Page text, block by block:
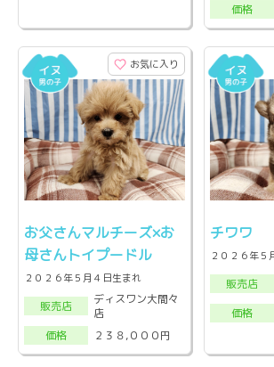
価格
お気に入り
お父さんマルチーズ×お
母さんトイプードル
２０２６年５月４日生まれ
販売店
ディスワン大間々
店
価格
２３８,０００円
チワワ
２０２６年５
販売店
価格